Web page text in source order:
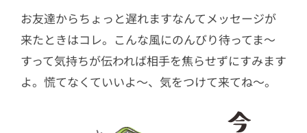
お友達からちょっと遅れますなんてメッセージが
来たときはコレ。こんな風にのんびり待ってま〜
すって気持ちが伝われば相手を焦らせずにすみます
よ。慌てなくていいよ〜、気をつけて来てね〜。